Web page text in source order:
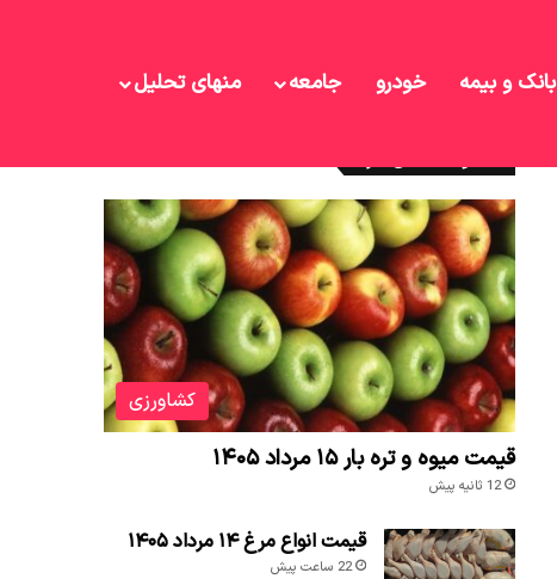
بانک و بیمه خودرو جامعه منهای تحلیل
کشاورزی
قیمت میوه و تره بار ۱۵ مرداد ۱۴۰۵
12 ثانیه پیش
قیمت انواع مرغ ۱۴ مرداد ۱۴۰۵
22 ساعت پیش